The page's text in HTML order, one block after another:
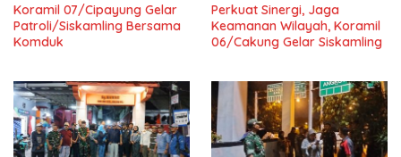
Koramil 07/Cipayung Gelar
Patroli/Siskamling Bersama
Komduk
Perkuat Sinergi, Jaga
Keamanan Wilayah, Koramil
06/Cakung Gelar Siskamling